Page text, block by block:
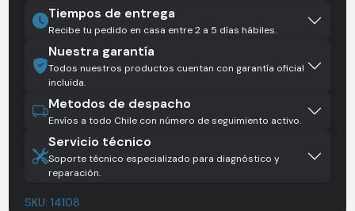
C/Gris
(37236-
cantidad
Tiempos de entrega
Recibe tu pedido en casa entre 2 a 5 días hábiles.
Nuestra garantía
Todos nuestros productos cuentan con garantía oficial
incluida.
Metodos de despacho
Envíos a todo Chile con número de seguimiento activo.
Servicio técnico
Soporte técnico especializado para diagnóstico y
reparación.
SKU:14108